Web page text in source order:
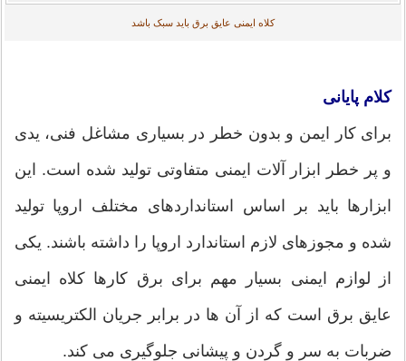
کلاه ایمنی عایق برق باید سبک باشد
کلام پایانی
برای کار ایمن و بدون خطر در بسیاری مشاغل فنی، یدی
و پر خطر ابزار آلات ایمنی متفاوتی تولید شده است. این
ابزارها باید بر اساس استانداردهای مختلف اروپا تولید
شده و مجوزهای لازم استاندارد اروپا را داشته باشند. یکی
از لوازم ایمنی بسیار مهم برای برق کارها کلاه ایمنی
عایق برق است که از آن ها در برابر جریان الکتریسیته و
ضربات به سر و گردن و پیشانی جلوگیری می کند.